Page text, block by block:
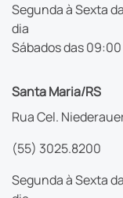
Segunda à Sexta
dia
Sábados das 09:00
Santa Maria/RS
Rua Cel.
(55) 3025.8200
Segunda à Sexta